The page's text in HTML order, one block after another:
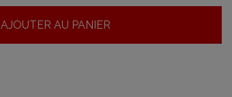
AJOUTER AU PANIER